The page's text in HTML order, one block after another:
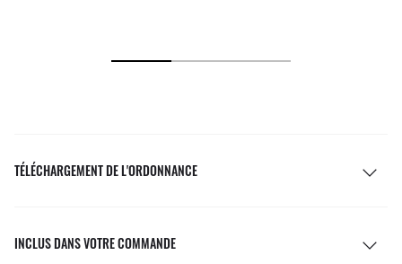
TÉLÉCHARGEMENT DE L'ORDONNANCE
INCLUS DANS VOTRE COMMANDE